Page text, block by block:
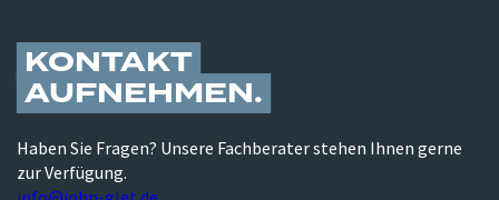
KONTAKT
AUFNEHMEN
Haben Sie Fragen? Unsere Fachberater stehen Ihnen gerne
zur Verfügung.